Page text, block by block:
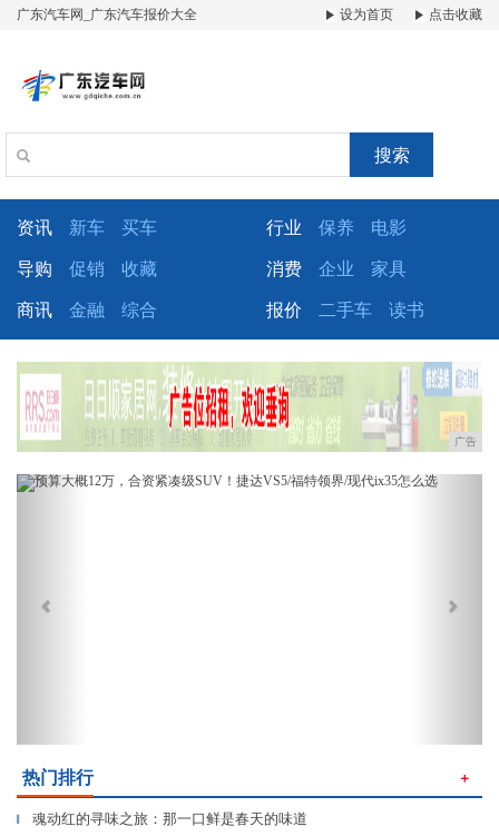
广东汽车网_广东汽车报价大全 设为首页 点击收藏
搜索
资讯 新车 买车 行业 保养 电影
导购 促销 收藏 消费 企业 家具
商讯 金融 综合 报价 二手车 读书
广告
Previous
热门排行 ＋
▎ 魂动红的寻味之旅：那一口鲜是春天的味道